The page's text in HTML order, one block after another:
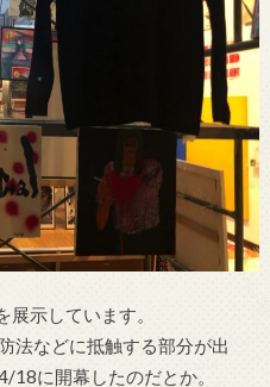
展示しています。
法などに抵触する部分が出
18に開幕したのだとか。